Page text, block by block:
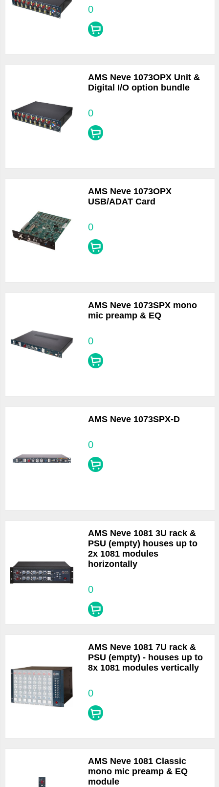
0
AMS Neve 1073OPX Unit &
Digital I/O option bundle
0
AMS Neve 1073OPX
USB/ADAT Card
0
AMS Neve 1073SPX mono
mic preamp & EQ
0
AMS Neve 1073SPX-D
0
AMS Neve 1081 3U rack &
PSU (empty) houses up to
2x 1081 modules
horizontally
0
AMS Neve 1081 7U rack &
PSU (empty) - houses up to
8x 1081 modules vertically
0
AMS Neve 1081 Classic
mono mic preamp & EQ
module